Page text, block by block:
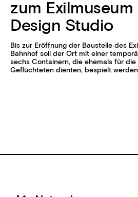
zum Exilmuseum
Design Studio
Bis zur Eröffnung der Baustelle des
Bahnhof soll der Ort mit einer
sechs Containern, die ehemals für
Geflüchteten dienten, bespielt